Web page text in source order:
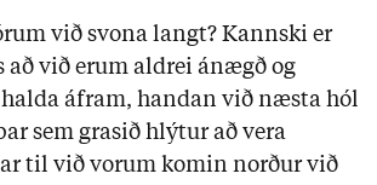
við svona langt? Kannski er
að við erum aldrei ánægð og
áfram, handan við næsta hól
sem grasið hlýtur að vera
til við vorum komin norður við